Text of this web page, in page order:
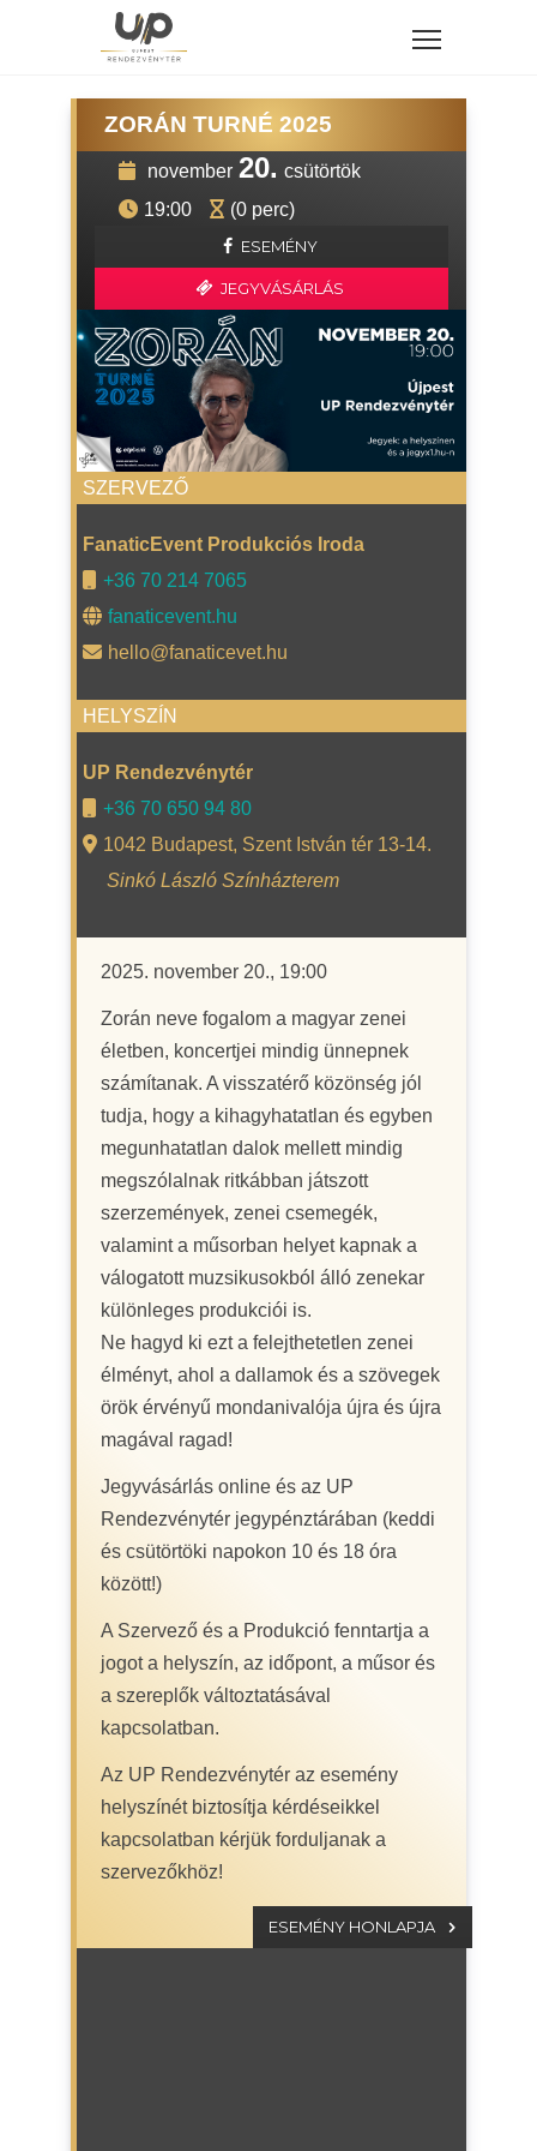
ZORÁN TURNÉ 2025
november 20. csütörtök
19:00
(0 perc)
ESEMÉNY
JEGYVÁSÁRLÁS
SZERVEZŐ
FanaticEvent Produkciós Iroda
+36 70 214 7065
fanaticevent.hu
hello@fanaticevet.hu
HELYSZÍN
UP Rendezvénytér
+36 70 650 94 80
1042 Budapest, Szent István tér 13-14.
Sinkó László Színházterem
2025. november 20., 19:00
Zorán neve fogalom a magyar zenei
életben, koncertjei mindig ünnepnek
számítanak. A visszatérő közönség jól
tudja, hogy a kihagyhatatlan és egyben
megunhatatlan dalok mellett mindig
megszólalnak ritkábban játszott
szerzemények, zenei csemegék,
valamint a műsorban helyet kapnak a
válogatott muzsikusokból álló zenekar
különleges produkciói is.
Ne hagyd ki ezt a felejthetetlen zenei
élményt, ahol a dallamok és a szövegek
örök érvényű mondanivalója újra és újra
magával ragad!
Jegyvásárlás online és az UP
Rendezvénytér jegypénztárában (keddi
és csütörtöki napokon 10 és 18 óra
között!)
A Szervező és a Produkció fenntartja a
jogot a helyszín, az időpont, a műsor és
a szereplők változtatásával
kapcsolatban.
Az UP Rendezvénytér az esemény
helyszínét biztosítja kérdéseikkel
kapcsolatban kérjük forduljanak a
szervezőkhöz!
ESEMÉNY HONLAPJA